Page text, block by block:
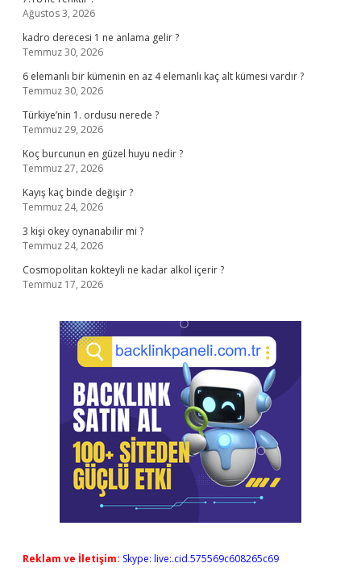
Ağustos 3, 2026
kadro derecesi 1 ne anlama gelir ?
Temmuz 30, 2026
6 elemanlı bir kümenin en az 4 elemanlı kaç alt kümesi vardır ?
Temmuz 30, 2026
Türkiye’nin 1. ordusu nerede ?
Temmuz 29, 2026
Koç burcunun en güzel huyu nedir ?
Temmuz 27, 2026
Kayış kaç binde değişir ?
Temmuz 24, 2026
3 kişi okey oynanabilir mi ?
Temmuz 24, 2026
Cosmopolitan kokteyli ne kadar alkol içerir ?
Temmuz 17, 2026
Reklam ve İletişim: Skype: live:.cid.575569c608265c69